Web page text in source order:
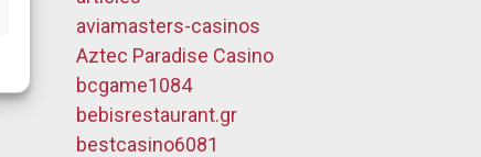
aviamasters-casinos
Aztec Paradise Casino
bcgame1084
bebisrestaurant.gr
bestcasino6081